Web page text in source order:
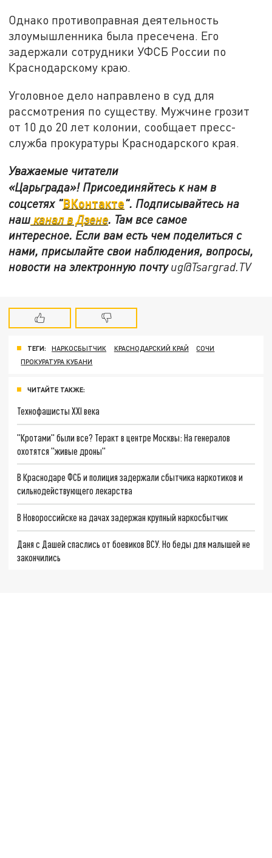
Однако противоправная деятельность
злоумышленника была пресечена. Его
задержали сотрудники УФСБ России по
Краснодарскому краю.
Уголовное дело направлено в суд для
рассмотрения по существу. Мужчине грозит
от 10 до 20 лет колонии, сообщает пресс-
служба прокуратуры Краснодарского края.
Уважаемые читатели
«Царьграда»! Присоединяйтесь к нам в
соцсетях "ВКонтакте". Подписывайтесь на
нашканал в Дзене. Там все самое
интересное. Если вам есть чем поделиться с
нами, присылайте свои наблюдения, вопросы,
новости на электронную почтуug@Tsargrad.TV
ТЕГИ: НАРКОСБЫТЧИК КРАСНОДАРСКИЙ КРАЙ
СОЧИ
ПРОКУРАТУРА КУБАНИ
ЧИТАЙТЕ ТАКЖЕ:
Технофашисты XXI века
"Кротами" были все? Теракт в центре Москвы: На генералов
охотятся "живые дроны"
В Краснодаре ФСБ и полиция задержали сбытчика наркотиков и
сильнодействующего лекарства
В Новороссийске на дачах задержан крупный наркосбытчик
Даня с Дашей спаслись от боевиков ВСУ. Но беды для малышей не
закончились